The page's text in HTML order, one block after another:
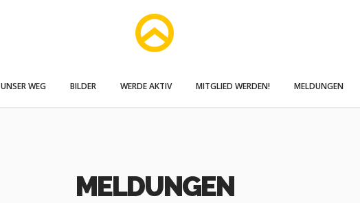
UNSER WEG BILDER WERDE AKTIV MITGLIED WERDEN! MELDUNGEN
MELDUNGEN